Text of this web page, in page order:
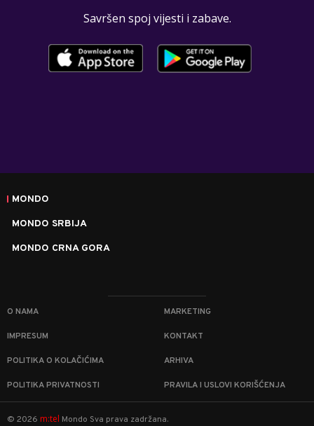
Savršen spoj vijesti i zabave.
MONDO
MONDO SRBIJA
MONDO CRNA GORA
O NAMA MARKETING
IMPRESUM KONTAKT
POLITIKA O KOLAČIĆIMA ARHIVA
POLITIKA PRIVATNOSTI PRAVILA I USLOVI KORIŠĆENJA
© 2026 m:tel Mondo Sva prava zadržana.